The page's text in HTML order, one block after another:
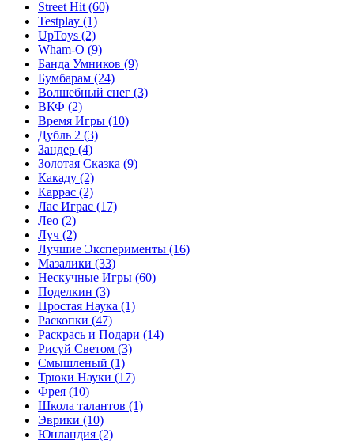
Street Hit (60)
Testplay (1)
UpToys (2)
Wham-O (9)
Банда Умников (9)
Бумбарам (24)
Волшебный снег (3)
ВКФ (2)
Время Игры (10)
Дубль 2 (3)
Зандер (4)
Золотая Сказка (9)
Какаду (2)
Каррас (2)
Лас Играс (17)
Лео (2)
Луч (2)
Лучшие Эксперименты (16)
Мазалики (33)
Нескучные Игры (60)
Поделкин (3)
Простая Наука (1)
Раскопки (47)
Раскрась и Подари (14)
Рисуй Светом (3)
Смышленый (1)
Трюки Науки (17)
Фрея (10)
Школа талантов (1)
Эврики (10)
Юнландия (2)